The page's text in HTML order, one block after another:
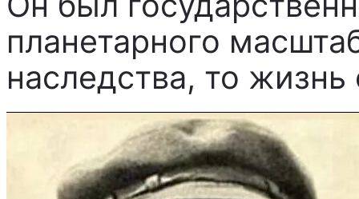
планетарного
наследства, то жизнь